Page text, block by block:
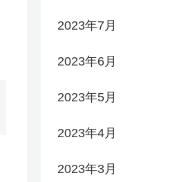
2023年7月
2023年6月
2023年5月
2023年4月
2023年3月